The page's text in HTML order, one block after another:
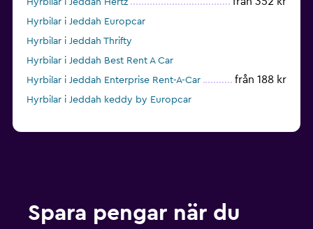
Hyrbilar i Jeddah Hertz
Hyrbilar i Jeddah Europcar
Hyrbilar i Jeddah Thrifty
Hyrbilar i Jeddah Best Rent A Car
Hyrbilar i Jeddah Enterprise Rent-A-Car
från 188 kr
Hyrbilar i Jeddah keddy by Europcar
Spara pengar när du